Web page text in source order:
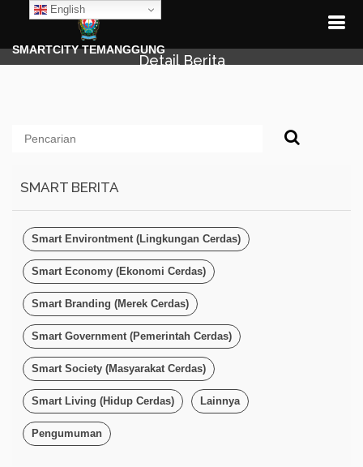
English
SMARTCITY TEMANGGUNG
Detail Berita
SMART BERITA
Smart Environtment (Lingkungan Cerdas)
Smart Economy (Ekonomi Cerdas)
Smart Branding (Merek Cerdas)
Smart Government (Pemerintah Cerdas)
Smart Society (Masyarakat Cerdas)
Smart Living (Hidup Cerdas) Lainnya
Pengumuman